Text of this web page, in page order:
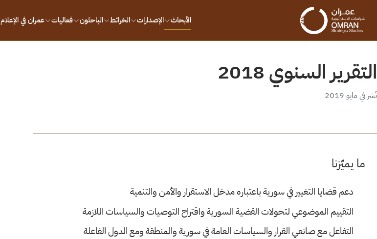
الأبحاث الإصدارات الخرائط الباحثون فعاليات عمران في الإعلام
التقرير السنوي 2018
نُشر في مايو 2019
ما يميّزنا
دعم قضايا التغيير في سورية باعتباره مدخل الاستقرار والأمن والتنمية
التقييم الموضوعي لتحولات القضية السورية واقتراح التوصيات والسياسات اللازمة
التفاعل مع صانعي القرار والسياسات العامة في سورية والمنطقة ومع الدول الفاعلة